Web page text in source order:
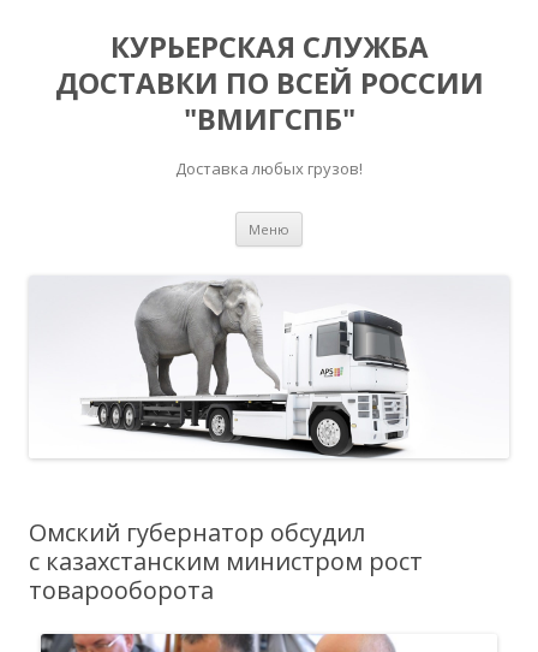
КУРЬЕРСКАЯ СЛУЖБА
ДОСТАВКИ ПО ВСЕЙ РОССИИ
"ВМИГСПБ"
Доставка любых грузов!
Меню
Омский губернатор обсудил
с казахстанским министром рост
товарооборота